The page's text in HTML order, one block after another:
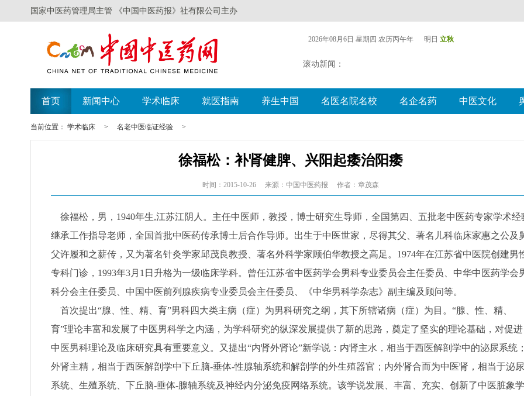
国家中医药管理局主管 《中国中医药报》社有限公司主办
2026年08月6日 星期四 农历丙午年 明日 立秋
滚动新闻：
首页 新闻中心 学术临床 就医指南 养生中国 名医名院名校 名企名药 中医文化
当前位置： 学术临床 > 名老中医临证经验 >
徐福松：补肾健脾、兴阳起痿治阳痿
时间：2015-10-26 来源：中国中医药报 作者：章茂森
徐福松，男，1940年生,江苏江阴人。主任中医师，教授，博士研究生导师，全国第四、五批老中医药专家学术经
继承工作指导老师，全国首批中医药传承博士后合作导师。出生于中医世家，尽得其父、著名儿科临床家惠之公及
父许履和之薪传，又为著名针灸学家邱茂良教授、著名外科学家顾伯华教授之高足。1974年在江苏省中医院创建男
专科门诊，1993年3月1日升格为一级临床学科。曾任江苏省中医药学会男科专业委员会主任委员、中华中医药学会
科分会主任委员、中国中医前列腺疾病专业委员会主任委员、《中华男科学杂志》副主编及顾问等。
首次提出“腺、性、精、育”男科四大类主病（症）为男科研究之纲，其下所辖诸病（症）为目。“腺、性、精、
育”理论丰富和发展了中医男科学之内涵，为学科研究的纵深发展提供了新的思路，奠定了坚实的理论基础，对促进
中医男科理论及临床研究具有重要意义。又提出“内肾外肾论”新学说：内肾主水，相当于西医解剖学中的泌尿系统；
外肾主精，相当于西医解剖学中下丘脑-垂体-性腺轴系统和解剖学的外生殖器官；内外肾合而为中医肾，相当于泌尿
系统、生殖系统、下丘脑-垂体-腺轴系统及神经内分泌免疫网络系统。该学说发展、丰富、充实、创新了中医脏象学